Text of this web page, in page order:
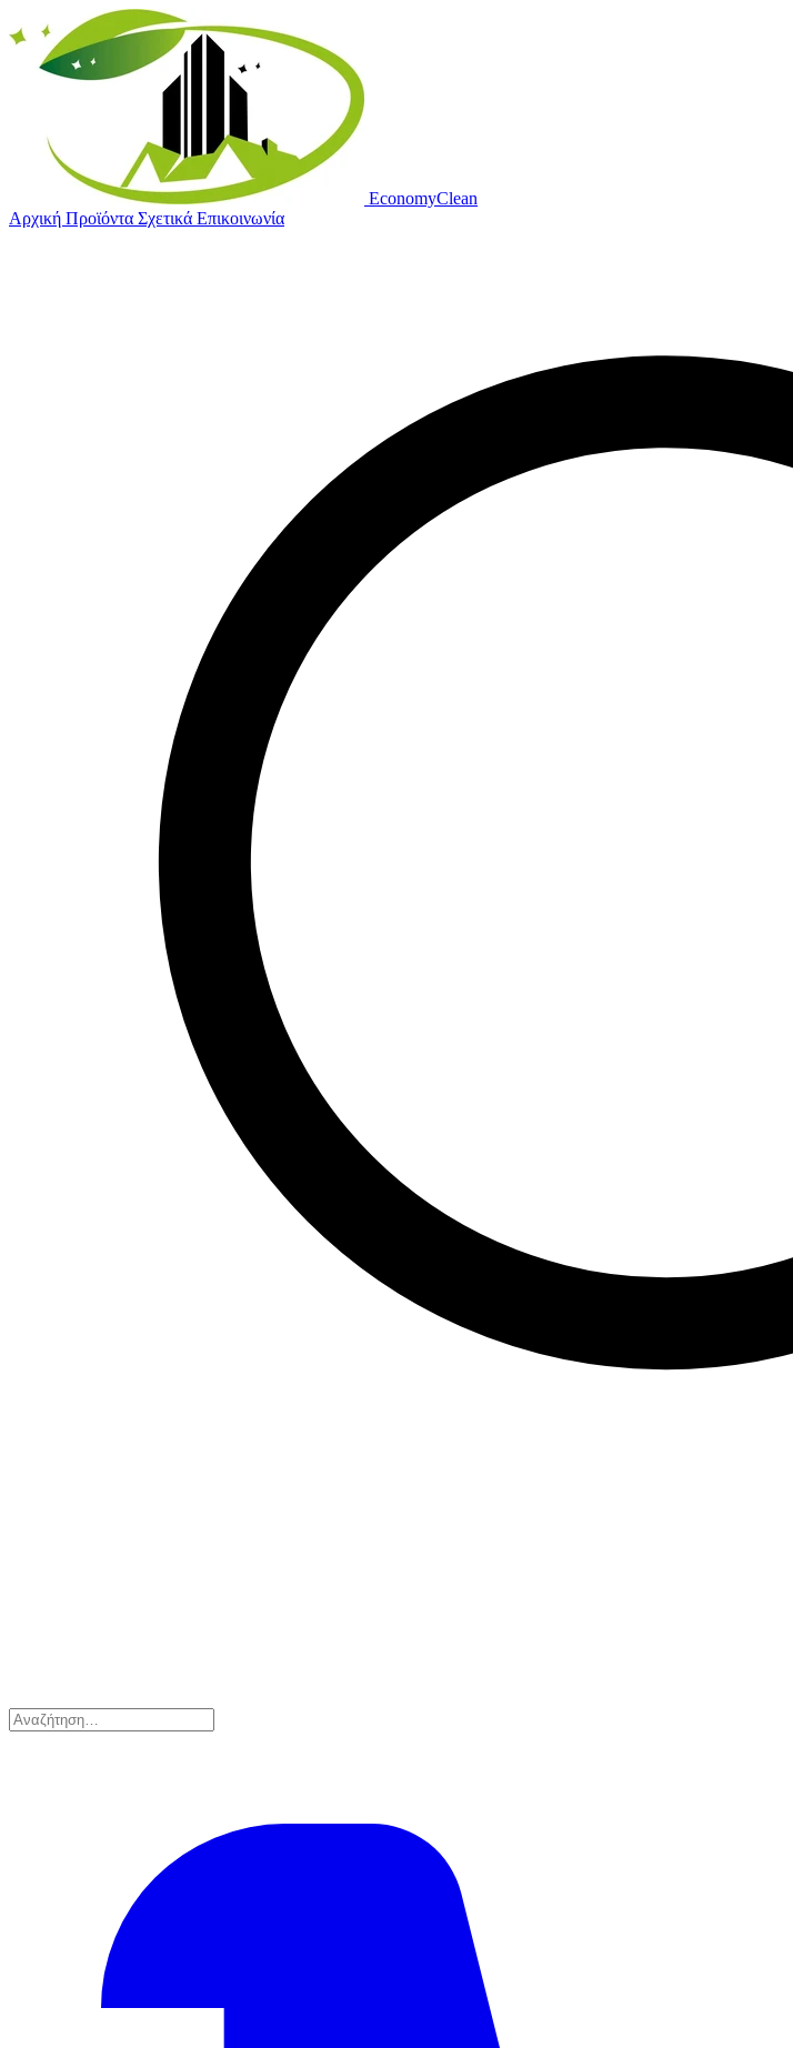
EconomyClean
Αρχική Προϊόντα Σχετικά Επικοινωνία